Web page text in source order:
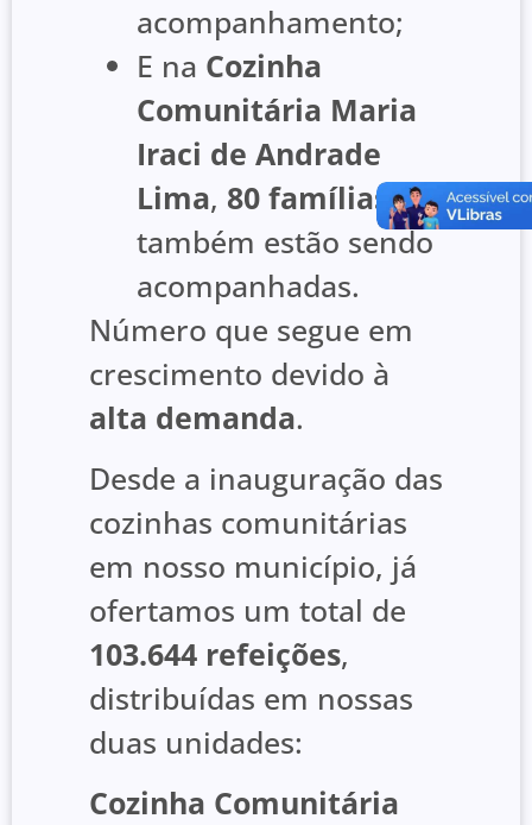
acompanhamento;
E na Cozinha
Comunitária Maria
Iraci de Andrade
Lima, 80 famílias
também estão sendo
acompanhadas.
Número que segue em
crescimento devido à
alta demanda.
Desde a inauguração das
cozinhas comunitárias
em nosso município, já
ofertamos um total de
103.644 refeições,
distribuídas em nossas
duas unidades:
Cozinha Comunitária